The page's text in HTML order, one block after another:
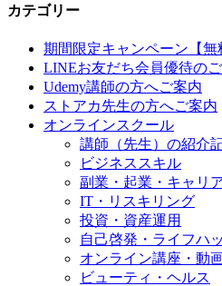
カテゴリー
期間限定キャンペーン【無
LINEお友だち会員優待の
Udemy講師の方へご案内
ストアカ先生の方へご案内
オンラインスクール
講師（先生）の紹介
ビジネススキル
副業・起業・キャリ
IT・リスキリング
投資・資産運用
自己啓発・ライフハ
オンライン講座・動
ビューティ・ヘルス